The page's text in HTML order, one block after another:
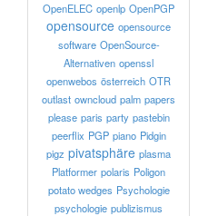
OpenELEC openlp OpenPGP
opensource opensource
software OpenSource-
Alternativen openssl
openwebos österreich OTR
outlast owncloud palm papers
please paris party pastebin
peerflix PGP piano Pidgin
pigz pivatsphäre plasma
Platformer polaris Poligon
potato wedges Psychologie
psychologie publizismus